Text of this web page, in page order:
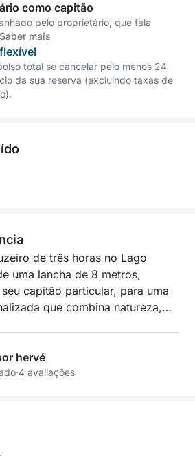
como capitão
pelo proprietário, que fala
Saber mais
total se cancelar pelo menos 24
da sua reserva (excluindo taxas de
de três horas no Lago
uma lancha de 8 metros,
capitão particular, para uma
que combina natureza,
Partindo do pequeno
belos da Suíça.
de Vevey, Montreux ou
hervé
·4 avaliações